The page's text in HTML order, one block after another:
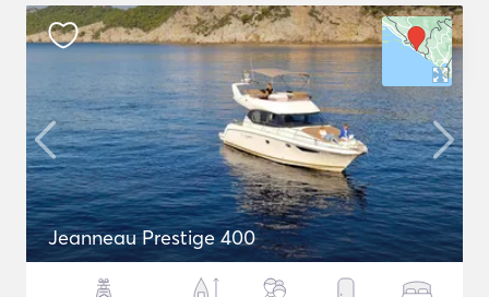
Jeanneau Prestige 400